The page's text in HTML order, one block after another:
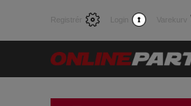
Registrér Login Varekurv